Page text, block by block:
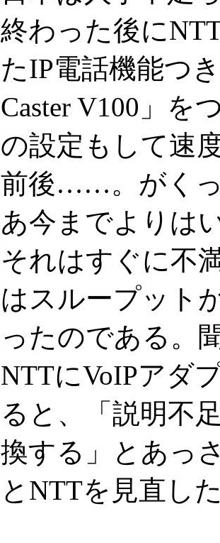
終わった後に
たIP電話機能つ
Caster V100」を
の設定もして速
前後……。がく
あ今までよりは
それはすぐに不
はスループット
ったのである。
NTTにVoIPアダ
ると、「説明不
換する」とあっ
とNTTを見直し